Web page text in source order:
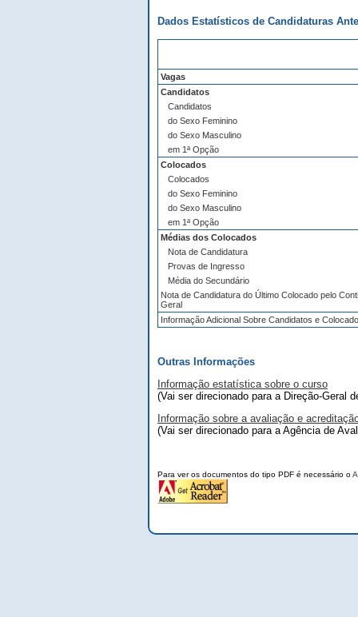
Dados Estatísticos de Candidaturas
Vagas
Candidatos
Candidatos
do Sexo Feminino
do Sexo Masculino
em 1ª Opção
Colocados
Colocados
do Sexo Feminino
do Sexo Masculino
em 1ª Opção
Médias dos Colocados
Nota de Candidatura
Provas de Ingresso
Média do Secundário
Nota de Candidatura do Último Colocado pelo
Geral
Informação Adicional Sobre Candidatos e
Outras Informações
Informação estatística sobre o curso
(Vai ser direcionado para a Direção-Geral
Informação sobre a avaliação e
(Vai ser direcionado para a Agência de
Para ver os documentos do tipo PDF é necessário o